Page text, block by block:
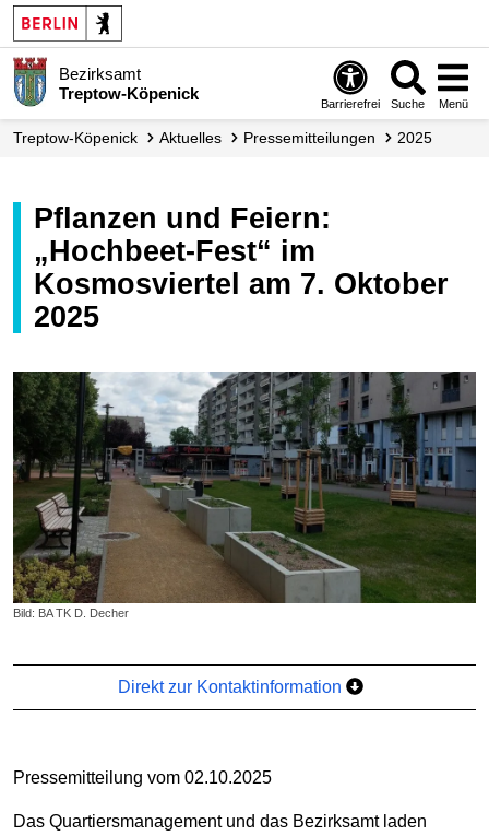
Bezirksamt
Treptow-Köpenick
Barrierefrei Suche Menü
Treptow-Köpenick Aktuelles Presse­mitteilungen 2025
Pflanzen und Feiern:
„Hochbeet-Fest“ im
Kosmosviertel am 7. Oktober
2025
Bild: BA TK D. Decher
Direkt zur Kontaktinformation
Pressemitteilung vom 02.10.2025
Das Quartiersmanagement und das Bezirksamt laden